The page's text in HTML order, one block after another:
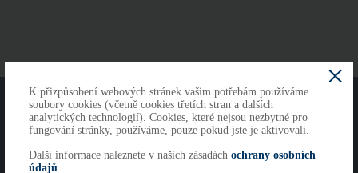
O NÁS KONTAKTY
Copyright 2026
K přizpůsobení webových stránek vašim potřebám používáme
soubory cookies (včetně cookies třetích stran a dalších
analytických technologií). Cookies, které nejsou nezbytné pro
fungování stránky, používáme, pouze pokud jste je aktivovali.
Další informace naleznete v našich zásadách ochrany osobních
údajů.